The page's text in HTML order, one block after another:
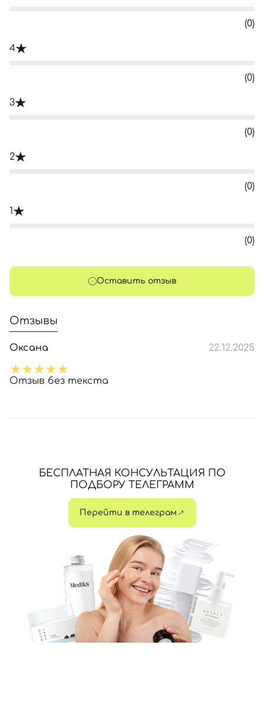
(0)
4
(0)
3
(0)
2
(0)
1
(0)
Оставить отзыв
Отзывы
Оксана 22.12.2025
Отзыв без текста
БЕСПЛАТНАЯ КОНСУЛЬТАЦИЯ ПО
ПОДБОРУ ТЕЛЕГРАММ
Перейти в телеграм